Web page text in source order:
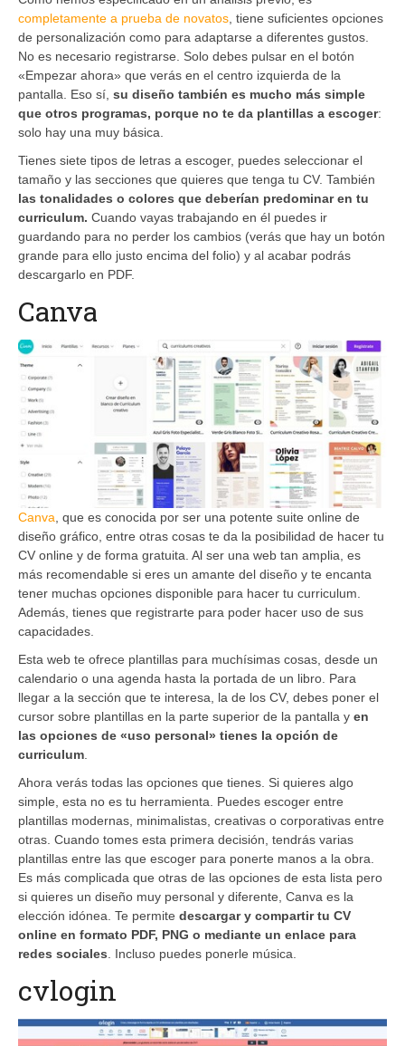
completamente a prueba de novatos , tiene suficientes opciones
de personalización como para adaptarse a diferentes gustos.
No es necesario registrarse. Solo debes pulsar en el botón
«Empezar ahora» que verás en el centro izquierda de la
pantalla. Eso sí, su diseño también es mucho más simple
que otros programas, porque no te da plantillas a escoger:
solo hay una muy básica.
Tienes siete tipos de letras a escoger, puedes seleccionar el
tamaño y las secciones que quieres que tenga tu CV. También
las tonalidades o colores que deberían predominar en tu
curriculum. Cuando vayas trabajando en él puedes ir
guardando para no perder los cambios (verás que hay un botón
grande para ello justo encima del folio) y al acabar podrás
descargarlo en PDF.
Canva
Canva, que es conocida por ser una potente suite online de
diseño gráfico, entre otras cosas te da la posibilidad de hacer tu
CV online y de forma gratuita. Al ser una web tan amplia, es
más recomendable si eres un amante del diseño y te encanta
tener muchas opciones disponible para hacer tu curriculum.
Además, tienes que registrarte para poder hacer uso de sus
capacidades.
Esta web te ofrece plantillas para muchísimas cosas, desde un
calendario o una agenda hasta la portada de un libro. Para
llegar a la sección que te interesa, la de los CV, debes poner el
cursor sobre plantillas en la parte superior de la pantalla y en
las opciones de «uso personal» tienes la opción de
curriculum.
Ahora verás todas las opciones que tienes. Si quieres algo
simple, esta no es tu herramienta. Puedes escoger entre
plantillas modernas, minimalistas, creativas o corporativas entre
otras. Cuando tomes esta primera decisión, tendrás varias
plantillas entre las que escoger para ponerte manos a la obra.
Es más complicada que otras de las opciones de esta lista pero
si quieres un diseño muy personal y diferente, Canva es la
elección idónea. Te permite descargar y compartir tu CV
online en formato PDF, PNG o mediante un enlace para
redes sociales. Incluso puedes ponerle música.
cvlogin